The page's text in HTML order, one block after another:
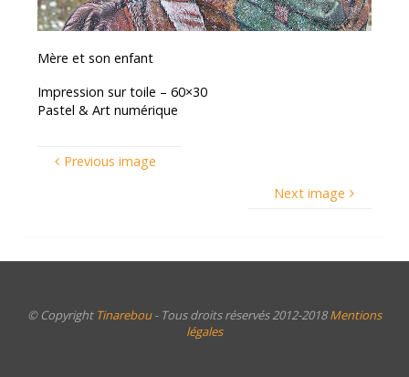
Mère et son enfant
Impression sur toile – 60×30
Pastel & Art numérique
Previous image
Next image
© Copyright Tinarebou- Tous droits réservés 2012-2018Mentions
légales